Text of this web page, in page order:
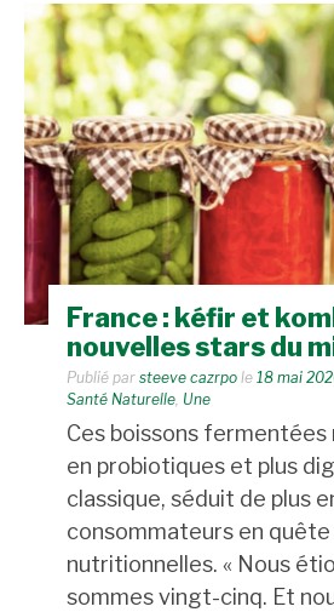
France : kéfir et
nouvelles stars du
Publié par steeve cazrpo le 18 mai
Santé Naturelle, Une
Ces boissons fermentées
en probiotiques et plus
classique, séduit de plus
consommateurs en
nutritionnelles. « Nous
sommes vingt-cinq. Et